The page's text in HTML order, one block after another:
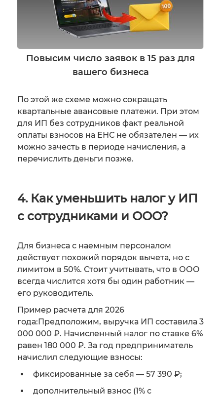
Повысим число заявок в 15 раз для
вашего бизнеса
По этой же схеме можно сокращать
квартальные авансовые платежи. При этом
для ИП без сотрудников факт реальной
оплаты взносов на ЕНС не обязателен — их
можно зачесть в периоде начисления, а
перечислить деньги позже.
4. Как уменьшить налог у ИП
с сотрудниками и ООО?
Для бизнеса с наемным персоналом
действует похожий порядок вычета, но с
лимитом в 50%. Стоит учитывать, что в ООО
всегда числится хотя бы один работник —
его руководитель.
Пример расчета для 2026
года:Предположим, выручка ИП составила 3
000 000 ₽. Начисленный налог по ставке 6%
равен 180 000 ₽. За год предприниматель
начислил следующие взносы:
фиксированные за себя — 57 390 ₽;
дополнительный взнос (1% с